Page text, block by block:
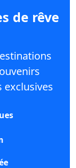
de rêve
exclusives